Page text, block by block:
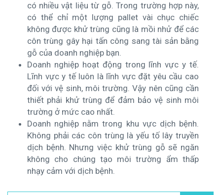
có nhiều vật liệu từ gỗ. Trong trường hợp này,
có thể chỉ một lượng pallet vài chục chiếc
không được khử trùng cũng là mồi nhử để các
côn trùng gây hại tấn công sang tài sản bằng
gỗ của doanh nghiệp bạn.
Doanh nghiệp hoạt động trong lĩnh vực y tế.
Lĩnh vực y tế luôn là lĩnh vực đặt yêu cầu cao
đối với vệ sinh, môi trường. Vậy nên cũng cần
thiết phải khử trùng để đảm bảo vệ sinh môi
trường ở mức cao nhất.
Doanh nghiệp nằm trong khu vực dịch bệnh.
Không phải các côn trùng là yếu tố lây truyền
dịch bệnh. Nhưng việc khử trùng gỗ sẽ ngăn
không cho chúng tạo môi trường ẩm thấp
nhạy cảm với dịch bệnh.